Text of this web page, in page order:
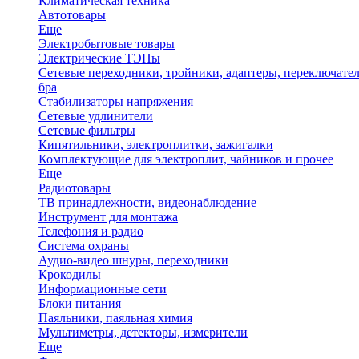
Автотовары
Еще
Электробытовые товары
Электрические ТЭНы
Сетевые переходники, тройники, адаптеры,
бра
Стабилизаторы напряжения
Сетевые удлинители
Сетевые фильтры
Кипятильники, электроплитки, зажигалки
Комплектующие для электроплит, чайников и прочее
Еще
Радиотовары
ТВ принадлежности, видеонаблюдение
Инструмент для монтажа
Телефония и радио
Система охраны
Аудио-видео шнуры, переходники
Крокодилы
Информационные сети
Блоки питания
Паяльники, паяльная химия
Мультиметры, детекторы, измерители
Еще